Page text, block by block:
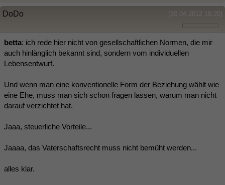
(20.04.2012 18:20)
DoDo
betta: ich rede hier nicht von gesellschaftlichen Normen, die mir
auch hinlänglich bekannt sind, sondern vom individuellen
Lebensentwurf.
Und wenn man eine konventionelle Form der Beziehung wählt wie
eine Ehe, muss man sich schon fragen lassen, warum man nicht
darauf verzichtet hat.
Jaaa, steuerliche Vorteile...
Jaaaa, das Vaterschaftsrecht muss nicht bemüht werden...
alles klar.